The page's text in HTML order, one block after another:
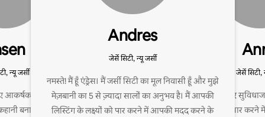
न्यू जर्सी
आकर्षक Airbnb लिस्टिंग,
बनाने में माहिर हूँ, जिसमें
Andres
जेर्से सिटी, न्यू जर्सी
नमस्ते! मैं हूँ एंड्रेस। मैं जर्सी सिटी का मूल निवासी हूँ और मुझे
मेज़बानी का 5 से ज़्यादा सालों का अनुभव है। मैं आपकी
लिस्टिंग के लक्ष्यों को पार करने में आपकी मदद करने के
जेर्से सिटी,
मुझे मेहमानों के लिए
ठहरने का अनुभव तैयार करने